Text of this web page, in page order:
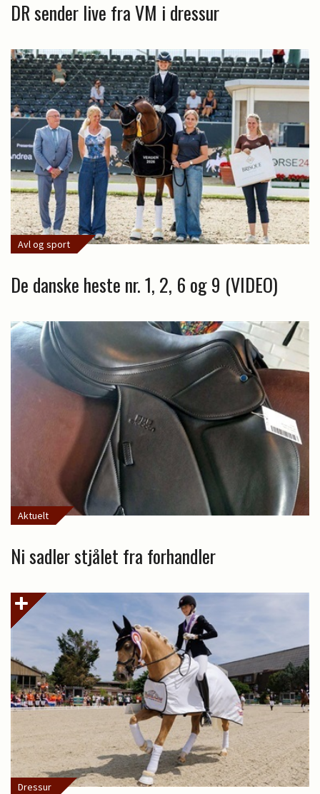
DR sender live fra VM i dressur
Avl og sport
De danske heste nr. 1, 2, 6 og 9 (VIDEO)
Aktuelt
Ni sadler stjålet fra forhandler
Dressur